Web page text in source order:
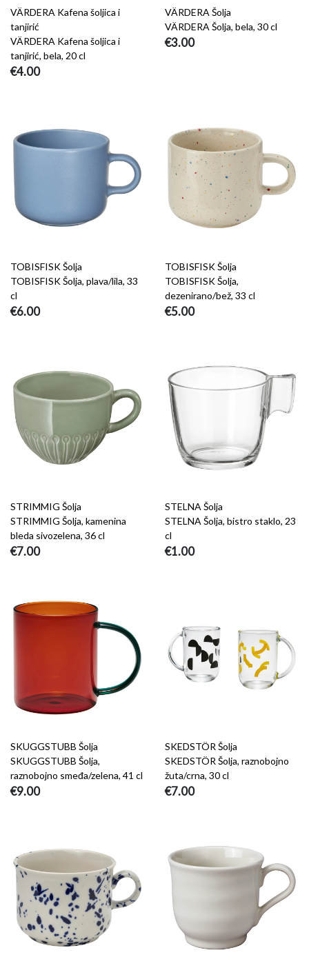
VÄRDERA Kafena šoljica i
tanjirić
VÄRDERA Kafena šoljica i
tanjirić, bela, 20 cl
€4.00
VÄRDERA Šolja
VÄRDERA Šolja, bela, 30 cl
€3.00
TOBISFISK Šolja
TOBISFISK Šolja, plava/lila, 33
cl
€6.00
TOBISFISK Šolja
TOBISFISK Šolja,
dezenirano/bež, 33 cl
€5.00
STRIMMIG Šolja
STRIMMIG Šolja, kamenina
bleda sivozelena, 36 cl
€7.00
STELNA Šolja
STELNA Šolja, bistro staklo, 23
cl
€1.00
SKUGGSTUBB Šolja
SKUGGSTUBB Šolja,
raznobojno smeđa/zelena, 41 cl
€9.00
SKEDSTÖR Šolja
SKEDSTÖR Šolja, raznobojno
žuta/crna, 30 cl
€7.00